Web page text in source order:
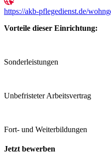
https://akb-pflegedienst.de/
Vorteile dieser Einrichtung:
Sonder­leistungen
Unbefristeter Arbeitsvertrag
Fort- und Weiterbildungen
Jetzt bewerben